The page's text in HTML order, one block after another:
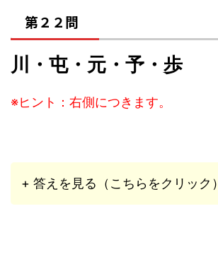
第２２問
川・屯・元・予・歩
※ヒント：右側につきます。
+ 答えを見る（こちらをクリック）